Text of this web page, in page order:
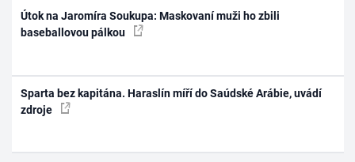
Útok na Jaromíra Soukupa: Maskovaní muži ho zbili
baseballovou pálkou
Sparta bez kapitána. Haraslín míří do Saúdské Arábie, uvádí
zdroje